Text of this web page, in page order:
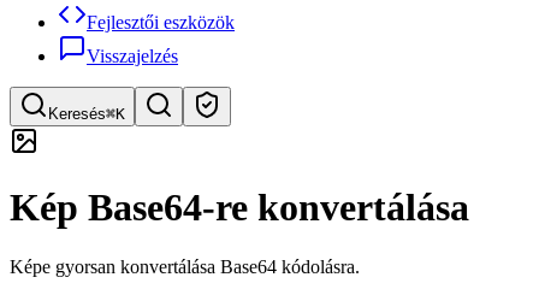
Fejlesztői eszközök
Visszajelzés
Keresés⌘K
Gyors eszközkeresés
Kép Base64-re konvertálása
Képe gyorsan konvertálása Base64 kódolásra.